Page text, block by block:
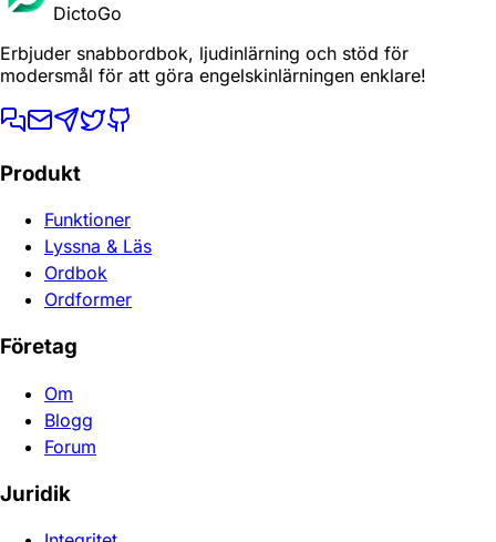
DictoGo
Erbjuder snabbordbok, ljudinlärning och stöd för
modersmål för att göra engelskinlärningen enklare!
Produkt
Funktioner
Lyssna & Läs
Ordbok
Ordformer
Företag
Om
Blogg
Forum
Juridik